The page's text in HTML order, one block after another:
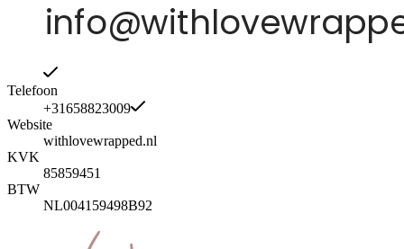
Telefoon
+31658823009
Website
withlovewrapped.nl
KVK
85859451
BTW
NL004159498B92